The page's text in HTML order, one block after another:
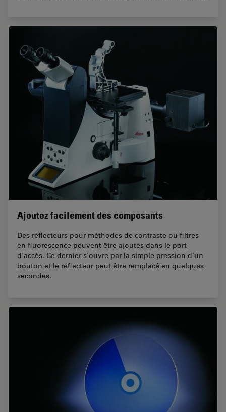
Ajoutez facilement des composants
Des réflecteurs pour méthodes de contraste ou filtres
en fluorescence peuvent être ajoutés dans le port
d'accès. Ce dernier s'ouvre par la simple pression d'un
bouton et le réflecteur peut être remplacé en quelques
secondes.